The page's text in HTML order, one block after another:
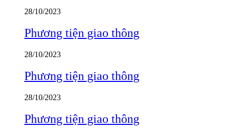
28/10/2023
Phương tiện giao thông
28/10/2023
Phương tiện giao thông
28/10/2023
Phương tiện giao thông